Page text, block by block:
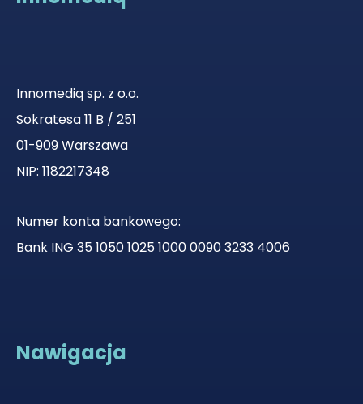
Innomediq sp. z o.o.
Sokratesa 11 B / 251
01-909 Warszawa
NIP: 1182217348
Numer konta bankowego:
Bank ING 35 1050 1025 1000 0090 3233 4006
Nawigacja